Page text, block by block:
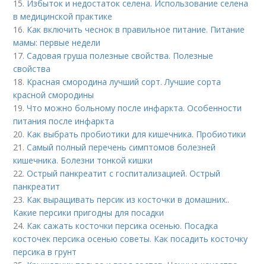
15. Избыток и недостаток селена. Использование селена
в медицинской практике
16. Как включить чеснок в правильное питание. Питание
мамы: первые недели
17.Садовая груша полезные свойства. Полезные
свойства
18. Красная смородина лучший сорт. Лучшие сорта
красной смородины
19.Что можно больному после инфаркта. Особенности
питания после инфаркта
20. Как выбрать пробиотики для кишечника. Пробиотики
21.Самый полный перечень симптомов болезней
кишечника. Болезни тонкой кишки
22.Острый панкреатит с госпитализацией. Острый
панкреатит
23. Как выращивать персик из косточки в домашних..
Какие персики пригодны для посадки
24. Как сажать косточки персика осенью. Посадка
косточек персика осенью советы. Как посадить косточку
персика в грунт